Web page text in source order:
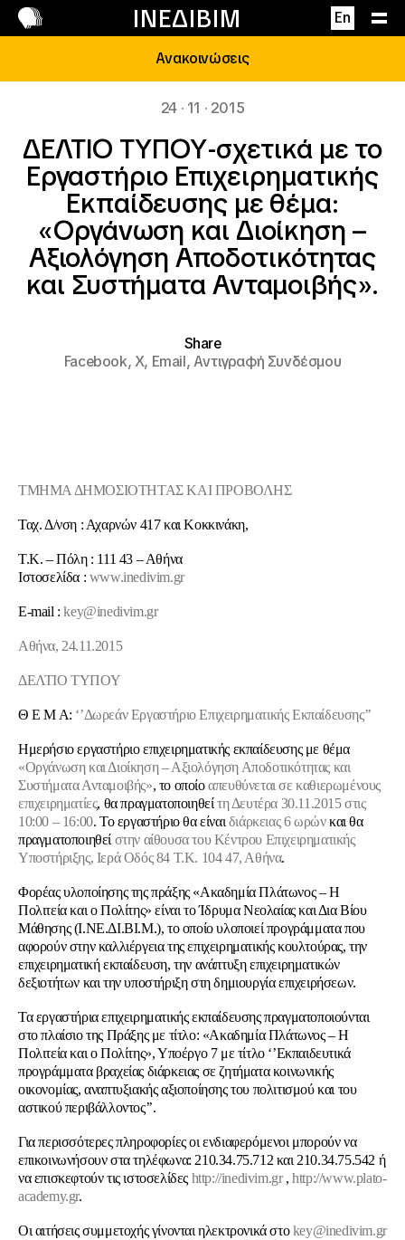
ΙΝΕΔΙΒΙΜ En
Επικοινωνία
Ανακοινώσεις
24 · 11 · 2015
ΔΕΛΤΙΟ ΤΥΠΟΥ-σχετικά με το
Εργαστήριο Επιχειρηματικής
Εκπαίδευσης με θέμα:
«Οργάνωση και Διοίκηση –
Αξιολόγηση Αποδοτικότητας
και Συστήματα Ανταμοιβής».
Share
Facebook,X, Email,Αντιγραφή Συνδέσμου
ΤΜΗΜΑ ΔΗΜΟΣΙΟΤΗΤΑΣ ΚΑΙ ΠΡΟΒΟΛΗΣ
Ταχ. Δ/νση : Αχαρνών 417 και Κοκκινάκη,
Τ.Κ. – Πόλη : 111 43 – Αθήνα
Ιστοσελίδα : www.inedivim.gr
Ε-mail :key@inedivim.gr
Αθήνα, 24.11.2015
ΔΕΛΤΙΟ ΤΥΠΟΥ
Θ Ε Μ Α: ‘’Δωρεάν Εργαστήριο Επιχειρηματικής Εκπαίδευσης’’
Ημερήσιο εργαστήριο επιχειρηματικής εκπαίδευσης με θέμα
«Οργάνωση και Διοίκηση – Αξιολόγηση Αποδοτικότητας και
Συστήματα Ανταμοιβής», το οποίοαπευθύνεται σε καθιερωμένους
επιχειρηματίες, θα πραγματοποιηθείτη Δευτέρα 30.11.2015 στις
10:00 – 16:00. Το εργαστήριο θα είναι διάρκειας 6 ωρώνκαι θα
πραγματοποιηθεί στην αίθουσα του Κέντρου Επιχειρηματικής
Υποστήριξης, Ιερά Οδός 84 Τ.Κ. 104 47, Αθήνα.
Φορέας υλοποίησης της πράξης «Ακαδημία Πλάτωνος – Η
Πολιτεία και ο Πολίτης» είναι το Ίδρυμα Νεολαίας και Δια Βίου
Μάθησης (Ι.ΝΕ.ΔΙ.ΒΙ.Μ.), το οποίο υλοποιεί προγράμματα που
αφορούν στην καλλιέργεια της επιχειρηματικής κουλτούρας, την
επιχειρηματική εκπαίδευση, την ανάπτυξη επιχειρηματικών
δεξιοτήτων και την υποστήριξη στη δημιουργία επιχειρήσεων.
Τα εργαστήρια επιχειρηματικής εκπαίδευσης πραγματοποιούνται
στο πλαίσιο της Πράξης με τίτλο: «Ακαδημία Πλάτωνος – Η
Πολιτεία και ο Πολίτης», Υποέργο 7 με τίτλο ‘’Εκπαιδευτικά
προγράμματα βραχείας διάρκειας σε ζητήματα κοινωνικής
οικονομίας, αναπτυξιακής αξιοποίησης του πολιτισμού και του
αστικού περιβάλλοντος’’.
Για περισσότερες πληροφορίες οι ενδιαφερόμενοι μπορούν να
επικοινωνήσουν στα τηλέφωνα: 210.34.75.712 και 210.34.75.542 ή
να επισκεφτούν τις ιστοσελίδες http://inedivim.gr,http://www.plato-
academy.gr.
Οι αιτήσεις συμμετοχής γίνονται ηλεκτρονικά στοkey@inedivim.gr